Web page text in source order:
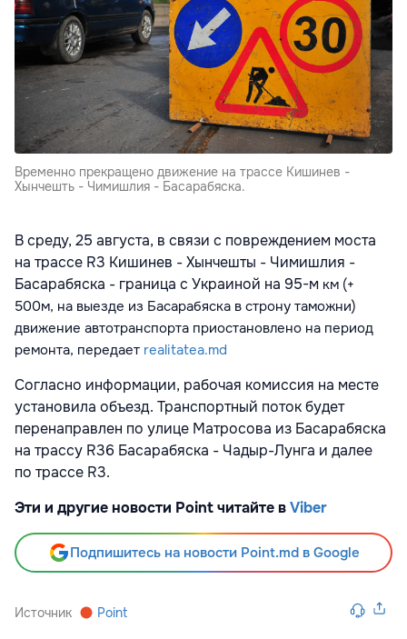
Временно прекращено движение на трассе Кишинев -
Хынчешть - Чимишлия - Басарабяска.
В среду, 25 августа, в связи с повреждением моста
на трассе R3 Кишинев - Хынчешты - Чимишлия -
Басарабяска - граница с Украиной на 95-м км (+
500м, на выезде из Басарабяска в строну таможни)
движение автотранспорта приостановлено на период
ремонта, передает realitatea.md
Согласно информации, рабочая комиссия на месте
установила объезд. Транспортный поток будет
перенаправлен по улице Матросова из Басарабяска
на трассу R36 Басарабяска - Чадыр-Лунга и далее
по трассе R3.
Эти и другие новости Point читайте вViber
Подпишитесь на новости Point.md в Google
Источник Point